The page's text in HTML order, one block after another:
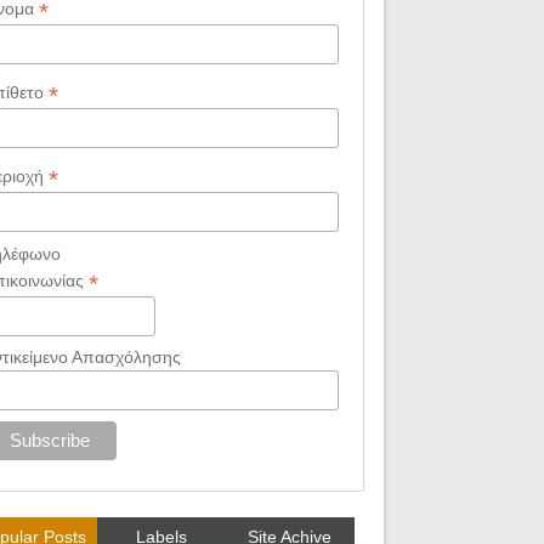
*
*
*
*
Απασχόλησης
Posts Labels Site Achive